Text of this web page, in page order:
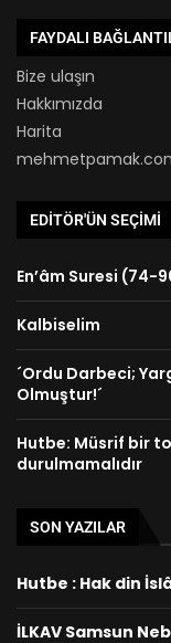
FAYDALI
Bize ulaşın
Hakkımızda
Harita
EDITÖR'ÜN SEÇIMI
Kalbiselim
´Ordu Darbeci;
Olmuştur!´
Hutbe: Müsrif bir
durulmamalıdır
SON YAZILAR
Hutbe : Hak din
İLKAV Samsun